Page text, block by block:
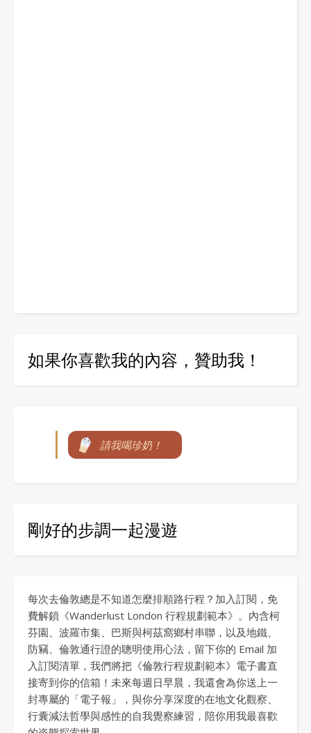
如果你喜歡我的內容，贊助我！
請我喝珍奶！
剛好的步調一起漫遊
每次去倫敦總是不知道怎麼排順路行程？加入訂閱，免
費解鎖《Wanderlust London 行程規劃範本》。內含柯
芬園、波羅市集、巴斯與柯茲窩鄉村串聯，以及地鐵、
防竊、倫敦通行證的聰明使用心法，留下你的 Email 加
入訂閱清單，我們將把《倫敦行程規劃範本》電子書直
接寄到你的信箱！未來每週日早晨，我還會為你送上一
封專屬的「電子報」，與你分享深度的在地文化觀察、
行囊減法哲學與感性的自我覺察練習，陪你用我最喜歡